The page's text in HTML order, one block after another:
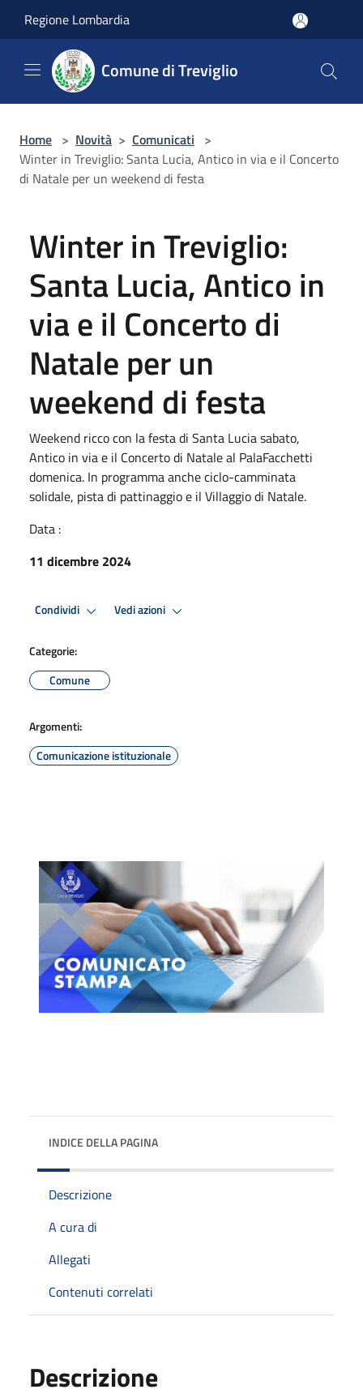
Regione Lombardia
Comune di Treviglio
Home > Novità > Comunicati >
Winter in Treviglio: Santa Lucia, Antico in via e il Concerto
di Natale per un weekend di festa
Winter in Treviglio:
Santa Lucia, Antico in
via e il Concerto di
Natale per un
weekend di festa
Weekend ricco con la festa di Santa Lucia sabato,
Antico in via e il Concerto di Natale al PalaFacchetti
domenica. In programma anche ciclo-camminata
solidale, pista di pattinaggio e il Villaggio di Natale.
Data :
11 dicembre 2024
Condividi Vedi azioni
Categorie:
Comune
Argomenti:
Comunicazione istituzionale
INDICE DELLA PAGINA
Descrizione
A cura di
Allegati
Contenuti correlati
Descrizione